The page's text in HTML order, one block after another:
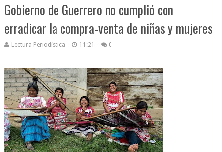
Gobierno de Guerrero no cumplió con
erradicar la compra-venta de niñas y mujeres
Lectura Periodística 11:21 0